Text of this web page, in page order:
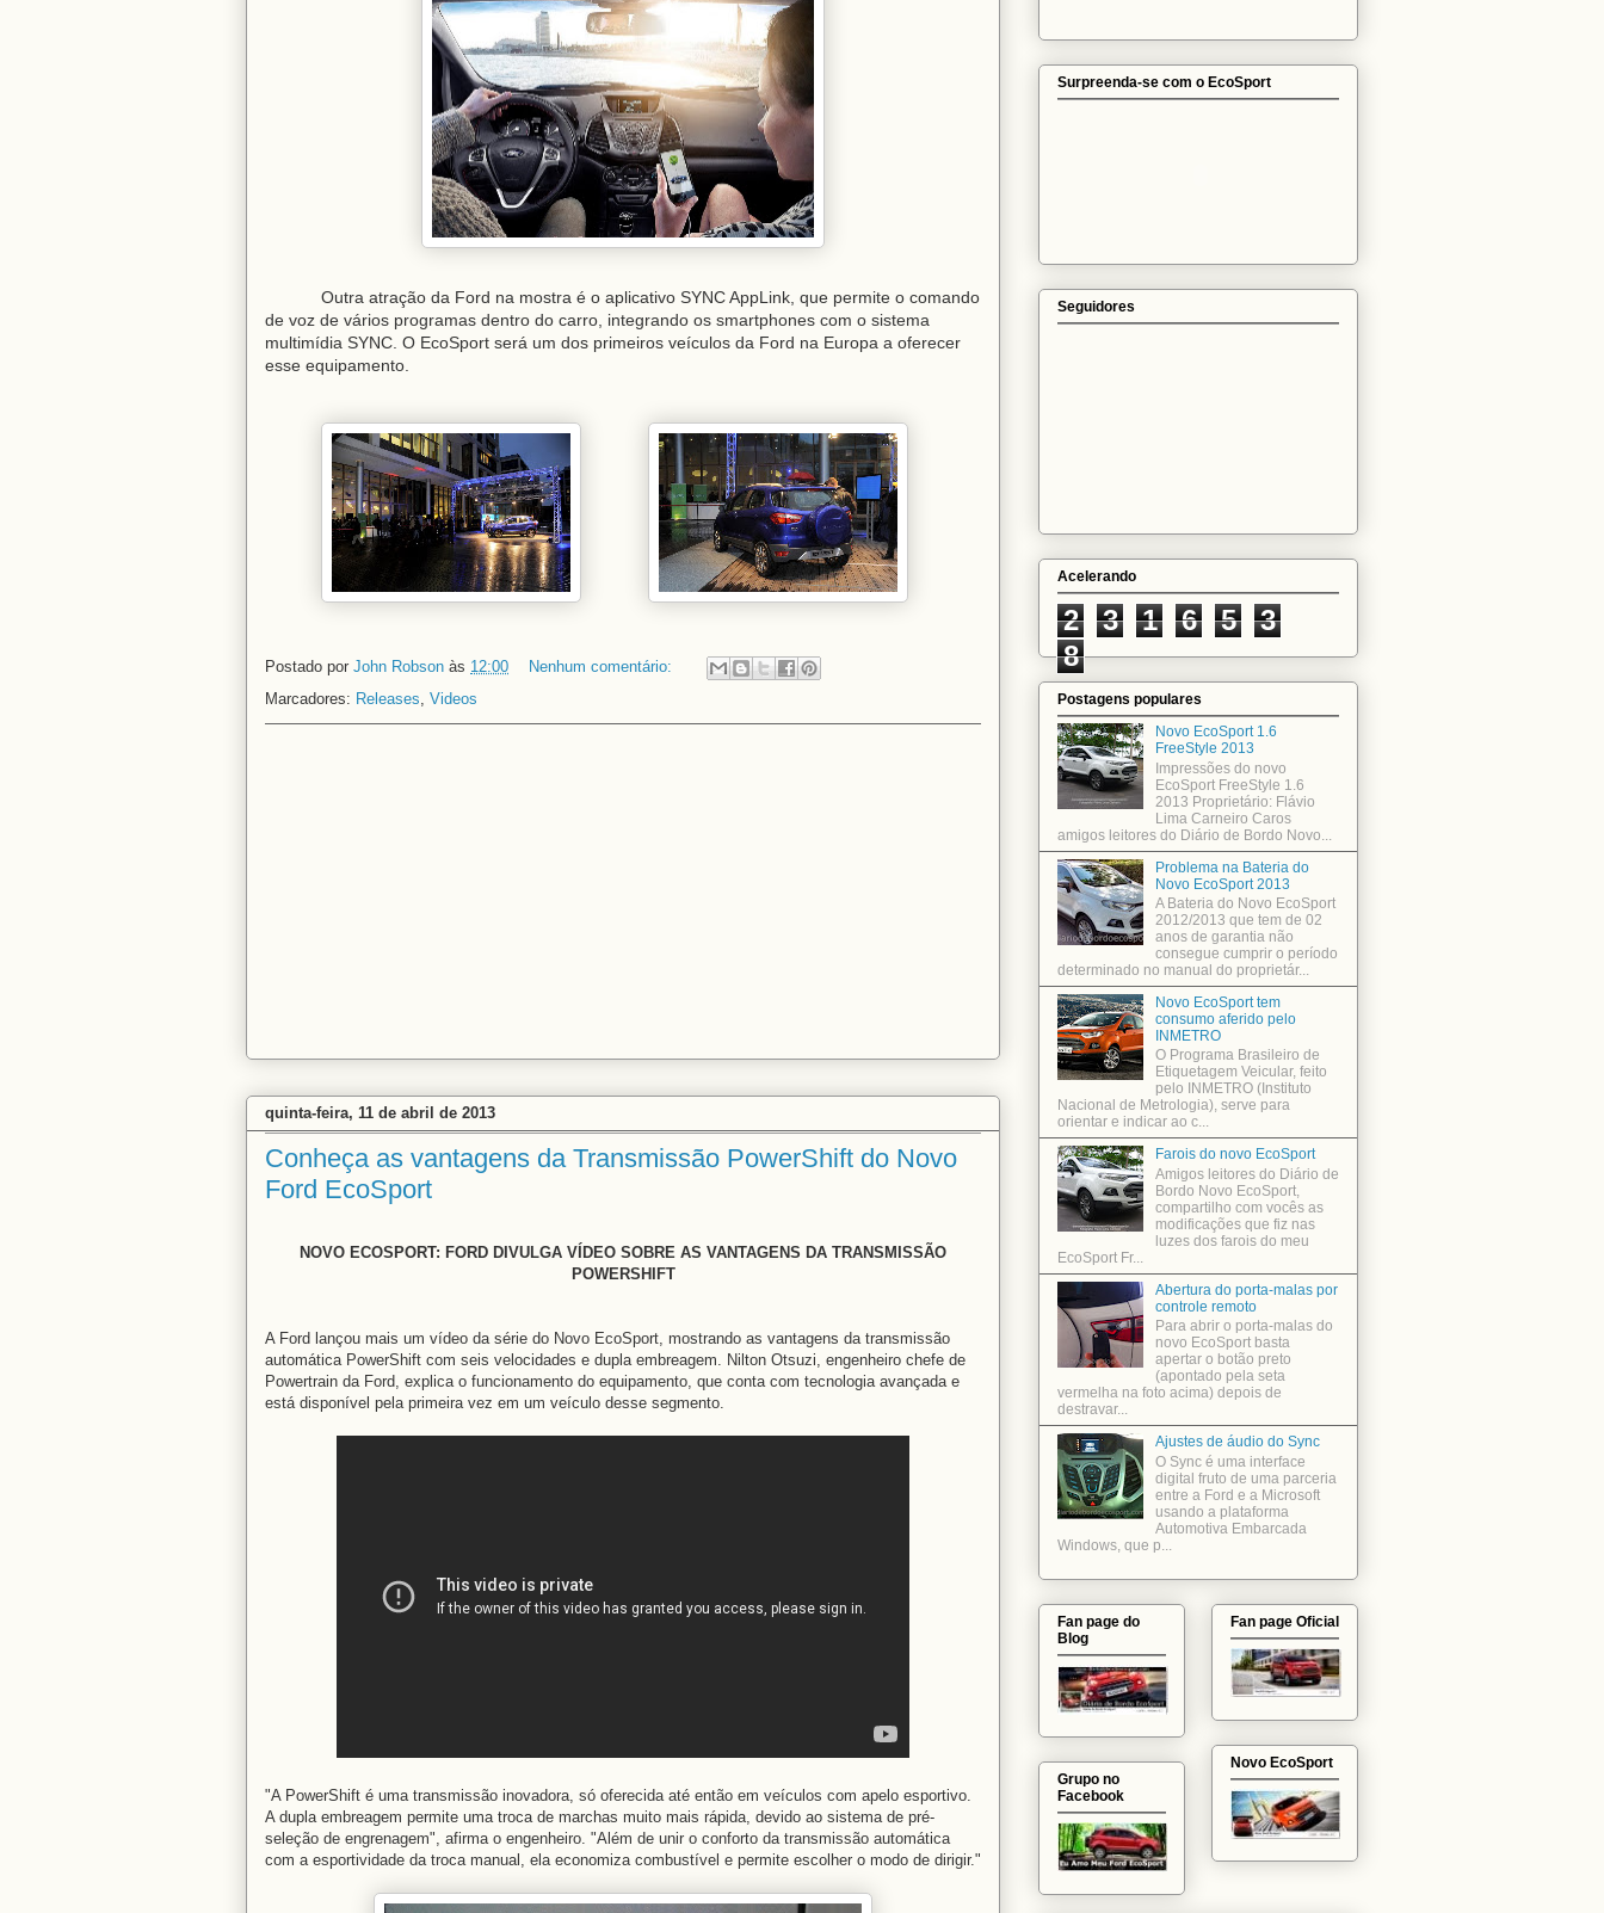
Outra atração da Ford na mostra é o aplicativo SYNC AppLink, que permite o comando
de voz de vários programas dentro do carro, integrando os smartphones com o sistema
multimídia SYNC. O EcoSport será um dos primeiros veículos da Ford na Europa a oferecer
esse equipamento.
Postado por John Robson às 12:00
Nenhum comentário:
Marcadores: Releases Videos
quinta-feira, 11 de abril de 2013
Conheça as vantagens da Transmissão PowerShift do Novo
Ford EcoSport
NOVO ECOSPORT: FORD DIVULGA VÍDEO SOBRE AS VANTAGENS DA TRANSMISSÃO
POWERSHIFT
A Ford lançou mais um vídeo da série do Novo EcoSport, mostrando as vantagens da transmissão
automática PowerShift com seis velocidades e dupla embreagem. Nilton Otsuzi, engenheiro chefe de
Powertrain da Ford, explica o funcionamento do equipamento, que conta com tecnologia avançada e
está disponível pela primeira vez em um veículo desse segmento.
"A PowerShift é uma transmissão inovadora, só oferecida até então em veículos com apelo esportivo.
A dupla embreagem permite uma troca de marchas muito mais rápida, devido ao sistema de pré-
seleção de engrenagem", afirma o engenheiro. "Além de unir o conforto da transmissão automática
com a esportividade da troca manual, ela economiza combustível e permite escolher o modo de dirigir."
Surpreenda-se com o EcoSport
Seguidores
Acelerando
2 3 1 6 5
3
8
Postagens populares
Novo EcoSport 1.6
FreeStyle 2013
Impressões do novo
EcoSport FreeStyle 1.6
2013 Proprietário: Flávio
Lima Carneiro Caros
amigos leitores do Diário de Bordo Novo...
Problema na Bateria do
Novo EcoSport 2013
A Bateria do Novo EcoSport
2012/2013 que tem de 02
anos de garantia não
consegue cumprir o período
determinado no manual do proprietár...
Novo EcoSport tem
consumo aferido pelo
INMETRO
O Programa Brasileiro de
Etiquetagem Veicular, feito
pelo INMETRO (Instituto
Nacional de Metrologia), serve para
orientar e indicar ao c...
Farois do novo EcoSport
Amigos leitores do Diário de
Bordo Novo EcoSport,
compartilho com vocês as
modificações que fiz nas
luzes dos farois do meu
EcoSport Fr...
Abertura do porta-malas por
controle remoto
Para abrir o porta-malas do
novo EcoSport basta
apertar o botão preto
(apontado pela seta
vermelha na foto acima) depois de
destravar...
Ajustes de áudio do Sync
O Sync é uma interface
digital fruto de uma parceria
entre a Ford e a Microsoft
usando a plataforma
Automotiva Embarcada
Windows, que p...
Fan page do
Blog
Grupo no
Facebook
Fan page Oficial
Novo EcoSport